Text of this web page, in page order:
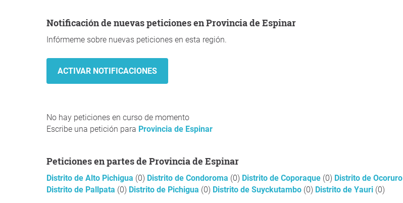
Notificación de nuevas peticiones en Provincia de Espinar
Infórmeme sobre nuevas peticiones en esta región.
No hay peticiones en curso de momento
Escribe una petición para Provincia de Espinar
Peticiones en partes de Provincia de Espinar
Distrito de Alto Pichigua (0) Distrito de Condoroma (0) Distrito de Coporaque (0) Distrito de Ocoruro
Distrito de Pallpata (0) Distrito de Pichigua (0) Distrito de Suyckutambo (0) Distrito de Yauri (0)